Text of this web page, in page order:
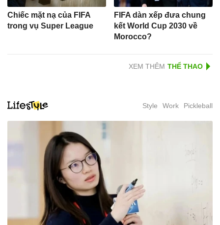
Chiếc mặt nạ của FIFA
trong vụ Super League
FIFA dàn xếp đưa chung
kết World Cup 2030 về
Morocco?
XEM THÊM
Style Work Pickleball